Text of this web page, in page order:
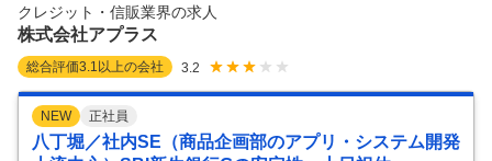
す。 ◇クレジットカード業務の施策立案・運営 ◇社内DXの推進
クレジット・信販業界の求人
株式会社アプラス
総合評価3.1 以上の会社 3.2
NEW 正社員
八丁堀／社内SE（商品企画部のアプリ・システム開発